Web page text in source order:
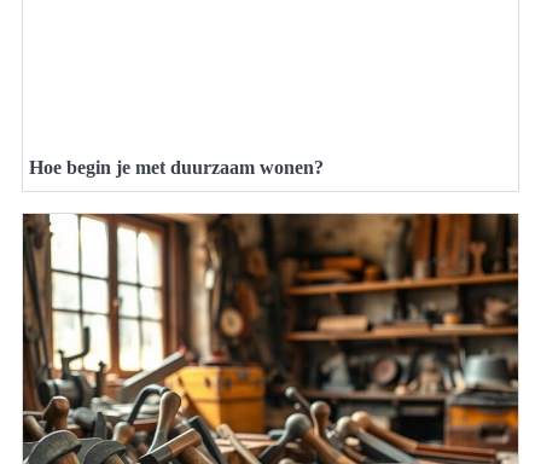
Hoe begin je met duurzaam wonen?